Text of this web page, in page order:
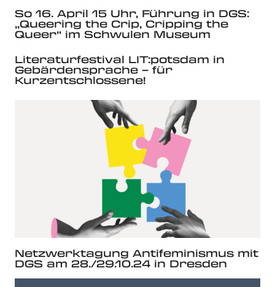
So 16. April 15 Uhr, Führung in DGS:
„Queering the Crip, Cripping the
Queer“ im Schwulen Museum
Literaturfestival LIT:potsdam in
Gebärdensprache – für
Kurzentschlossene!
Netzwerktagung Antifeminismus mit
DGS am 28./29.10.24 in Dresden